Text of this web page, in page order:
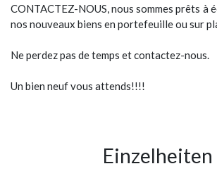
CONTACTEZ-NOUS, nous sommes prêts à
nos nouveaux biens en portefeuille ou sur
Ne perdez pas de temps et contactez-nous.
Un bien neuf vous attends!!!!
Einzelheiten